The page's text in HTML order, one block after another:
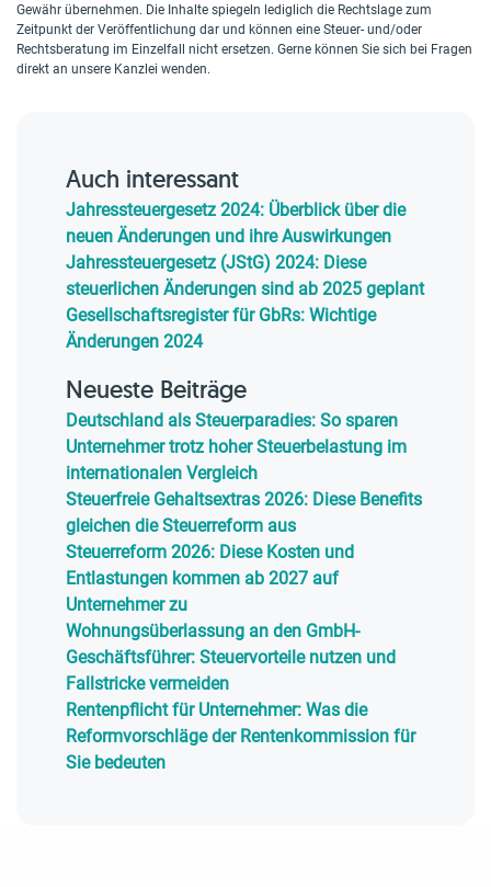
Gewähr übernehmen. Die Inhalte spiegeln lediglich die Rechtslage zum
Zeitpunkt der Veröffentlichung dar und können eine Steuer- und/oder
Rechtsberatung im Einzelfall nicht ersetzen. Gerne können Sie sich bei Fragen
direkt an unsere Kanzlei wenden.
Auch interessant
Jahressteuergesetz 2024: Überblick über die
neuen Änderungen und ihre Auswirkungen
Jahressteuergesetz (JStG) 2024: Diese
steuerlichen Änderungen sind ab 2025 geplant
Gesellschaftsregister für GbRs: Wichtige
Änderungen 2024
Neueste Beiträge
Deutschland als Steuerparadies: So sparen
Unternehmer trotz hoher Steuerbelastung im
internationalen Vergleich
Steuerfreie Gehaltsextras 2026: Diese Benefits
gleichen die Steuerreform aus
Steuerreform 2026: Diese Kosten und
Entlastungen kommen ab 2027 auf
Unternehmer zu
Wohnungsüberlassung an den GmbH-
Geschäftsführer: Steuervorteile nutzen und
Fallstricke vermeiden
Rentenpflicht für Unternehmer: Was die
Reformvorschläge der Rentenkommission für
Sie bedeuten